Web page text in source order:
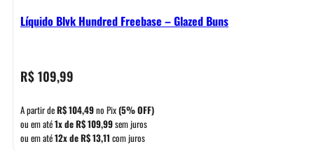
Líquido Blvk Hundred Freebase – Glazed Buns
R$109,99
A partir deR$104,49no Pix(5% OFF)
ou em até1x deR$109,99sem juros
ou em até12x deR$13,11 com juros